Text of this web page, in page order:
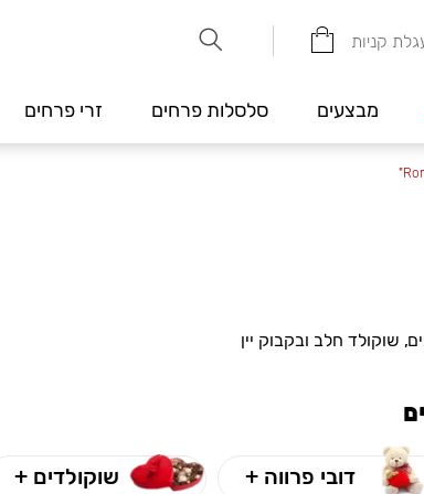
קניות
מבצעים סלסלות פרחים זרי פרחים
שוקולד חלב ובקבוק יין
דובי פרווה + שוקולדים +